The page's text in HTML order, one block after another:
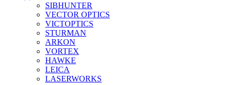
SIBHUNTER
VECTOR OPTICS
VICTOPTICS
STURMAN
ARKON
VORTEX
HAWKE
LEICA
LASERWORKS